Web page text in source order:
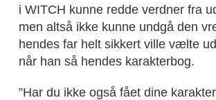
i WITCH kunne redde verdner fra
men altså ikke kunne undgå den
hendes far helt sikkert ville vælte
når han så hendes karakterbog.
”Har du ikke også fået dine